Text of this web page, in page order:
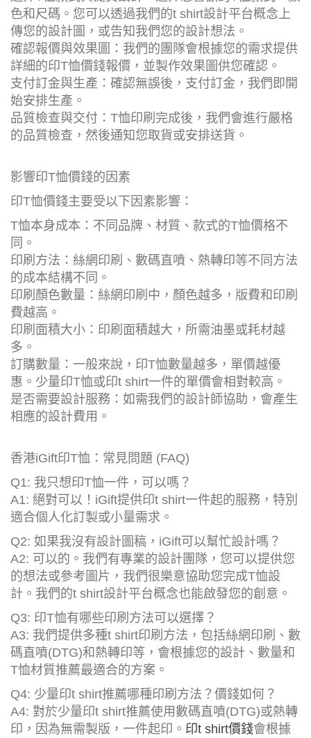
色和尺碼。您可以透過我們的t shirt設計平台概念上
傳您的設計圖，或告知我們您的設計想法。
確認報價與效果圖：我們的團隊會根據您的需求提供
詳細的印T恤價錢報價，並製作效果圖供您確認。
支付訂金與生產：確認無誤後，支付訂金，我們即開
始安排生產。
品質檢查與交付：T恤印刷完成後，我們會進行嚴格
的品質檢查，然後通知您取貨或安排送貨。
影響印T恤價錢的因素
印T恤價錢主要受以下因素影響：
T恤本身成本：不同品牌、材質、款式的T恤價格不
同。
印刷方法：絲網印刷、數碼直噴、熱轉印等不同方法
的成本結構不同。
印刷顏色數量：絲網印刷中，顏色越多，版費和印刷
費越高。
印刷面積大小：印刷面積越大，所需油墨或耗材越
多。
訂購數量：一般來說，印T恤數量越多，單價越優
惠。少量印T恤或印t shirt一件的單價會相對較高。
是否需要設計服務：如需我們的設計師協助，會產生
相應的設計費用。
香港iGift印T恤：常見問題 (FAQ)
Q1: 我只想印T恤一件，可以嗎？
A1: 絕對可以！iGift提供印t shirt一件起的服務，特別
適合個人化訂製或小量需求。
Q2: 如果我沒有設計圖稿，iGift可以幫忙設計嗎？
A2: 可以的。我們有專業的設計團隊，您可以提供您
的想法或參考圖片，我們很樂意協助您完成T恤設
計。我們的t shirt設計平台概念也能啟發您的創意。
Q3: 印T恤有哪些印刷方法可以選擇？
A3: 我們提供多種t shirt印刷方法，包括絲網印刷、數
碼直噴(DTG)和熱轉印等，會根據您的設計、數量和
T恤材質推薦最適合的方案。
Q4: 少量印t shirt推薦哪種印刷方法？價錢如何？
A4: 對於少量印t shirt推薦使用數碼直噴(DTG)或熱轉
印，因為無需製版，一件起印。 印t shirt價錢會根據